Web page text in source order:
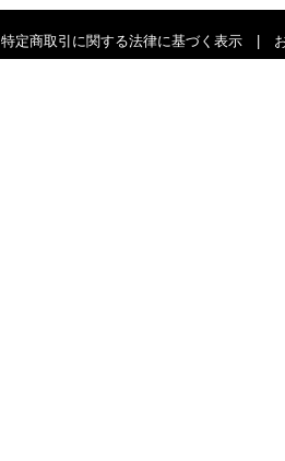
特定商取引に関する法律に基づく表示